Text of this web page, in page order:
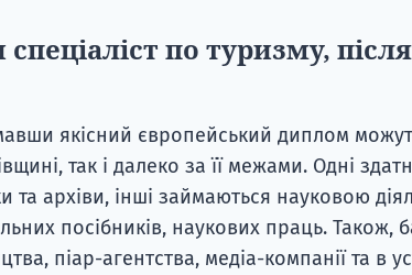
по туризму,
якісний європейський диплом
так і далеко за її межами. Одні
та архіви, інші займаються науковою
посібників, наукових праць. Також,
піар-агентства, медіа-компанії та в